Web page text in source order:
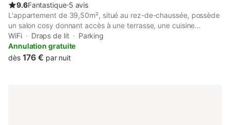
9.6Fantastique⋅5 avis
L'appartement de 39,50m², situé au rez-de-chaussée, possède
un salon cosy donnant accès à une terrasse, une cuisine
équipée, une vaste chambre et une salle d'eau avec une
douche spacieuse. L'appartement permet à 4 personnes de
dormir confortablement grâce à un lit double et un canapé lit
WiFi Draps de lit
Parking
Annulation gratuite
dès 176 € par nuit